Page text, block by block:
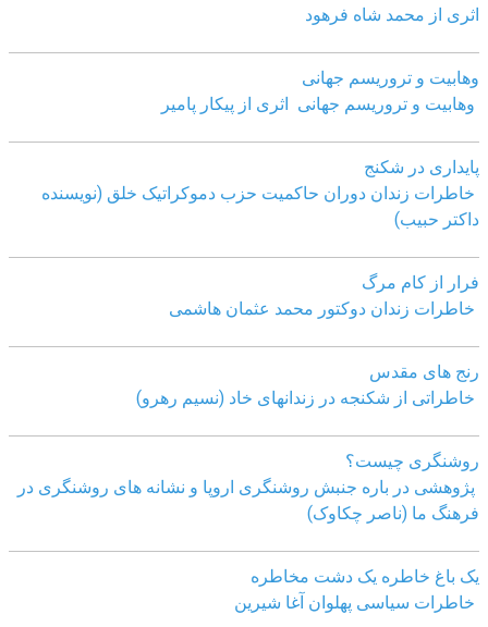
اثری از محمد شاه فرهود
وهابیت و تروریسم جهانی
وهابیت و تروریسم جهانی اثری از پیکار پامیر
پایداری در شکنج
خاطرات زندان دوران حاکمیت حزب دموکراتیک خلق (نویسنده
داکتر حبیب)
فرار از کام مرگ
خاطرات زندان دوکتور محمد عثمان هاشمی
رنج های مقدس
خاطراتی از شکنجه در زندانهای خاد (نسیم رهرو)
روشنگری چیست؟
پژوهشی در باره جنبش روشنگری اروپا و نشانه های روشنگری در
فرهنگ ما (ناصر چکاوک)
یک باغ خاطره یک دشت مخاطره
خاطرات سیاسی پهلوان آغا شیرین